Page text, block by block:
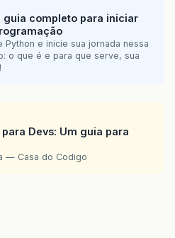
guia completo para iniciar
e inicie sua jornada nessa
o que é e para que serve, sua
Devs: Um guia para
— Casa do Codigo